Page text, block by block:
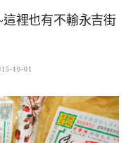
裡也有不輸永吉街
10-01